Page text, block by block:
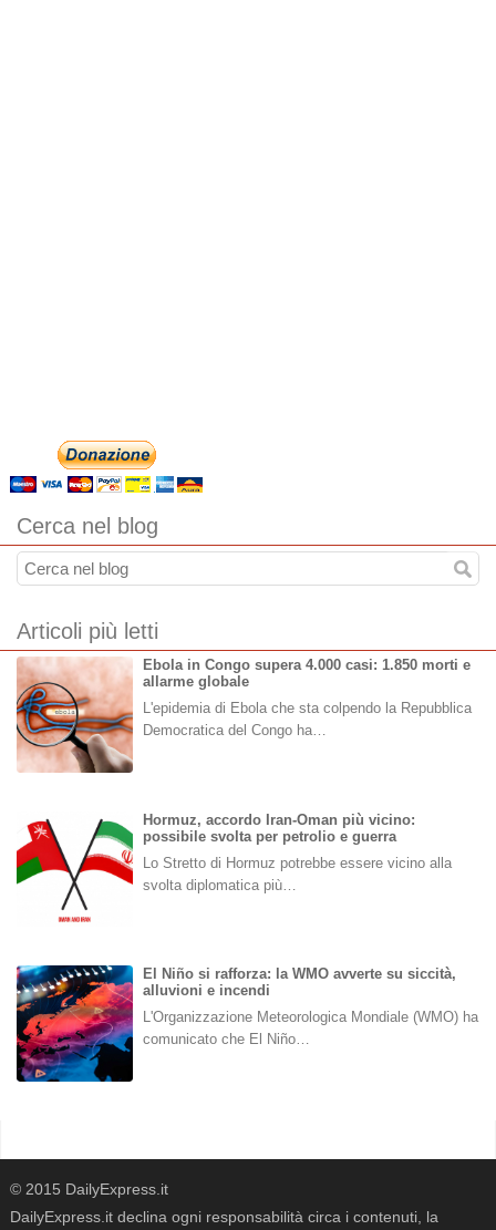
Cerca nel blog
Articoli più letti
Ebola in Congo supera 4.000 casi: 1.850 morti e
allarme globale
L'epidemia di Ebola che sta colpendo la Repubblica
Democratica del Congo ha…
Hormuz, accordo Iran-Oman più vicino:
possibile svolta per petrolio e guerra
Lo Stretto di Hormuz potrebbe essere vicino alla
svolta diplomatica più…
El Niño si rafforza: la WMO avverte su siccità,
alluvioni e incendi
L'Organizzazione Meteorologica Mondiale (WMO) ha
comunicato che El Niño…
© 2015 DailyExpress.it
DailyExpress.it declina ogni responsabilità circa i contenuti, la